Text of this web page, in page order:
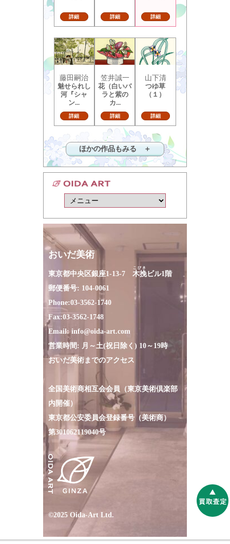
詳細 詳細 詳細
藤田嗣治
魅せられし
河『シャ
ン...
詳細
笠井誠一
花（白いバ
ラと紫の
カ...
詳細
山下清
つゆ草
（１）
詳細
ほかの作品もみる ＋
おいだ美術
東京都中央区銀座1-13-7 木挽
こびき
ビル1階
郵便番号: 104-0061
Phone:03-3562-1740
Fax:03-3562-1748
Email: info@oida-art.com
営業時間: 月～土(祝日除く) 10～19時
おいだ美術までのアクセス
全国美術商相互会会員（東京美術倶楽部
内開催）
東京都公安委員会登録番号（美術商）
第301062119040号
©2025 Oida-Art Ltd.